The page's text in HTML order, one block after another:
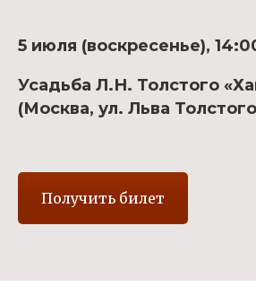
5 июля (воскресенье),
Усадьба Л.Н. Толстого
(Москва, ул. Льва
Получить билет